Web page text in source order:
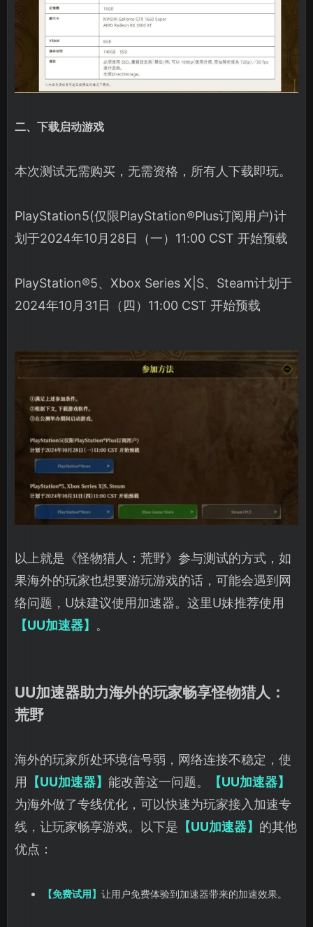
二、下载启动游戏
本次测试无需购买，无需资格，所有人下载即玩。
PlayStation5(仅限PlayStation®Plus订阅用户)计
划于2024年10月28日（一）11:00 CST 开始预载
PlayStation®5、Xbox Series X|S、Steam计划于
2024年10月31日（四）11:00 CST 开始预载
以上就是《怪物猎人：荒野》参与测试的方式，如
果海外的玩家也想要游玩游戏的话，可能会遇到网
络问题，U妹建议使用加速器。这里U妹推荐使用
【UU加速器】 。
UU加速器助力海外的玩家畅享怪物猎人：
荒野
海外的玩家所处环境信号弱，网络连接不稳定，使
用
【UU加速器】 能改善这一问题。
【UU加速器】
为海外做了专线优化，可以快速为玩家接入加速专
线，让玩家畅享游戏。以下是 【UU加速器】 的其他
优点：
【免费试用】 让用户免费体验到加速器带来的加速效果。